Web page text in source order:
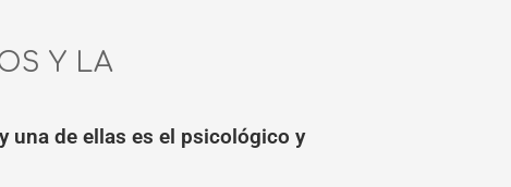
Y LA
una de ellas es el psicológico y